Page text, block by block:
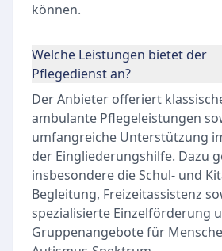
können.
Welche Leistungen bietet der
Pflegedienst an?
Der Anbieter offeriert
ambulante Pflegeleistungen
umfangreiche Unterstützung
der Eingliederungshilfe. Dazu
insbesondere die Schul- und
Begleitung, Freizeitassistenz
spezialisierte Einzelförderung
Gruppenangebote für